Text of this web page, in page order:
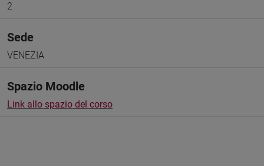
2
Sede
VENEZIA
Spazio Moodle
Link allo spazio del corso